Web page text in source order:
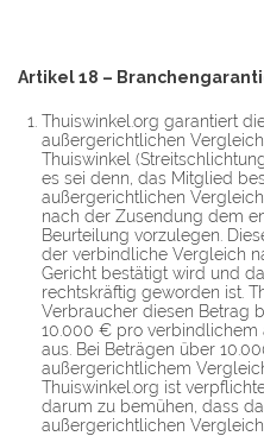
Artikel 18 –
Thuiswinkel.org garantiert
außergerichtlichen
Thuiswinkel
es sei denn, das Mitglied
außergerichtlichen
nach der Zusendung dem
Beurteilung vorzulegen.
der verbindliche Vergleich
Gericht bestätigt wird und
rechtskräftig geworden ist.
Verbraucher diesen Betrag
10.000 € pro verbindlichem
aus. Bei Beträgen über
außergerichtlichem
Thuiswinkel.org ist
darum zu bemühen, dass
außergerichtlichen